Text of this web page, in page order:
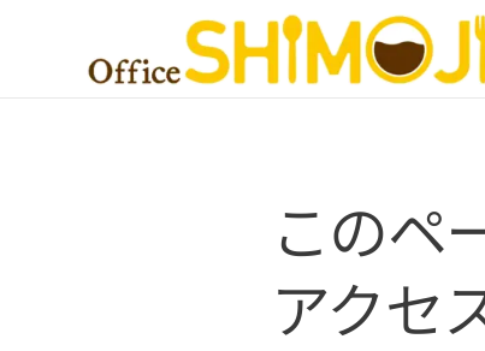
このペ
アクセ